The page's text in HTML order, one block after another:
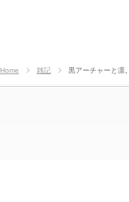
Home 雑記 黒アーチャーと凛。